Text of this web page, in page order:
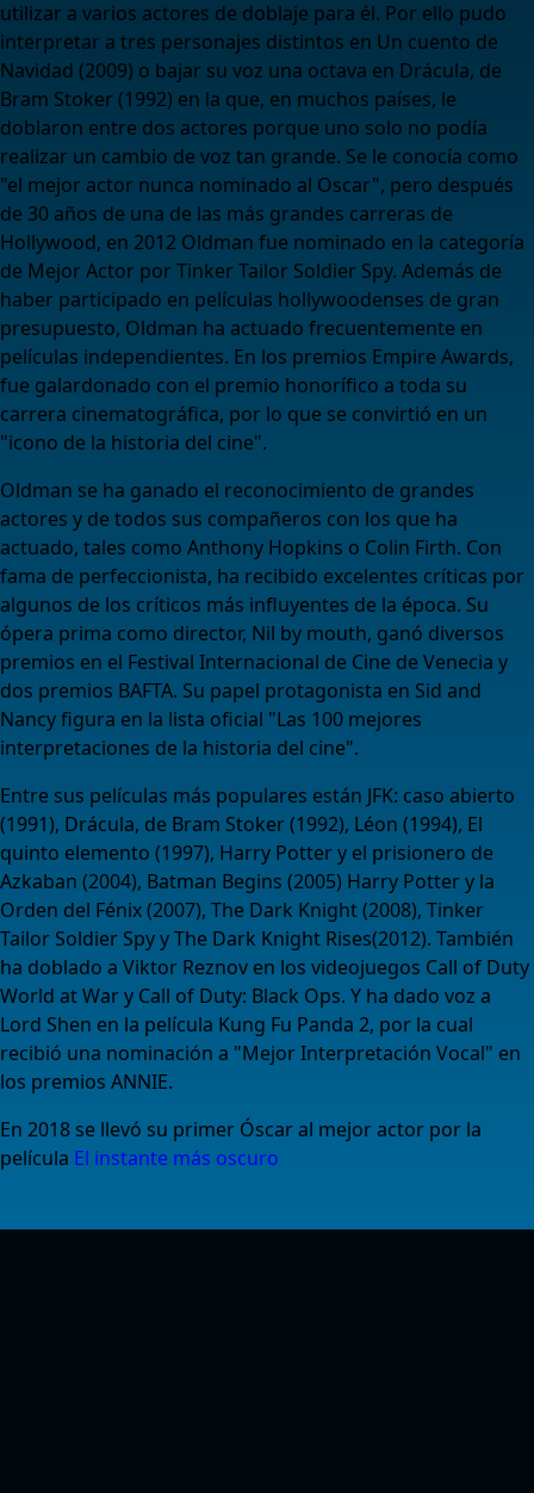
utilizar a varios actores de doblaje para él. Por ello pudo
interpretar a tres personajes distintos en Un cuento de
Navidad (2009) o bajar su voz una octava en Drácula, de
Bram Stoker (1992) en la que, en muchos países, le
doblaron entre dos actores porque uno solo no podía
realizar un cambio de voz tan grande. Se le conocía como
"el mejor actor nunca nominado al Oscar", pero después
de 30 años de una de las más grandes carreras de
Hollywood, en 2012 Oldman fue nominado en la categoría
de Mejor Actor por Tinker Tailor Soldier Spy. Además de
haber participado en películas hollywoodenses de gran
presupuesto, Oldman ha actuado frecuentemente en
películas independientes. En los premios Empire Awards,
fue galardonado con el premio honorífico a toda su
carrera cinematográfica, por lo que se convirtió en un
"icono de la historia del cine".
Oldman se ha ganado el reconocimiento de grandes
actores y de todos sus compañeros con los que ha
actuado, tales como Anthony Hopkins o Colin Firth. Con
fama de perfeccionista, ha recibido excelentes críticas por
algunos de los críticos más influyentes de la época. Su
ópera prima como director, Nil by mouth, ganó diversos
premios en el Festival Internacional de Cine de Venecia y
dos premios BAFTA. Su papel protagonista en Sid and
Nancy figura en la lista oficial "Las 100 mejores
interpretaciones de la historia del cine".
Entre sus películas más populares están JFK: caso abierto
(1991), Drácula, de Bram Stoker (1992), Léon (1994), El
quinto elemento (1997), Harry Potter y el prisionero de
Azkaban (2004), Batman Begins (2005) Harry Potter y la
Orden del Fénix (2007), The Dark Knight (2008), Tinker
Tailor Soldier Spy y The Dark Knight Rises(2012). También
ha doblado a Viktor Reznov en los videojuegos Call of Duty
World at War y Call of Duty: Black Ops. Y ha dado voz a
Lord Shen en la película Kung Fu Panda 2, por la cual
recibió una nominación a "Mejor Interpretación Vocal" en
los premios ANNIE.
En 2018 se llevó su primer Óscar al mejor actor por la
película El instante más oscuro